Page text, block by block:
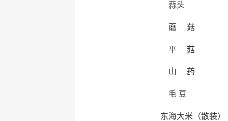
蒜头
蘑 菇
平 菇
山 药
毛 豆
东海大米（散装）